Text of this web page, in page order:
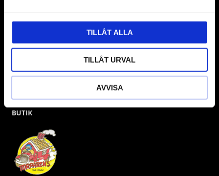
TILLÅT ALLA
TILLÅT URVAL
AVVISA
BUTIK